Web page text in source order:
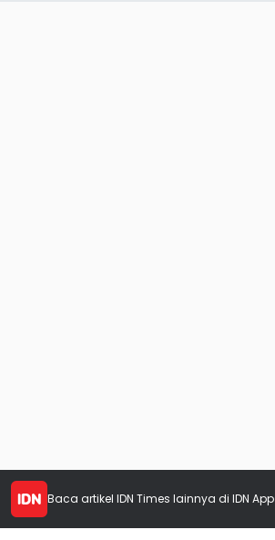
Baca artikel IDN Times lainnya di IDN App